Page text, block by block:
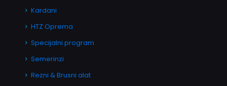
Kardani
HTZ Oprema
Specijalni program
Semerinzi
Rezni & Brusni alat